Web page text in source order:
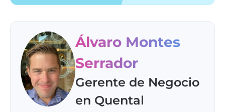
Álvaro Montes
Serrador
Gerente de Negocio
en Quental